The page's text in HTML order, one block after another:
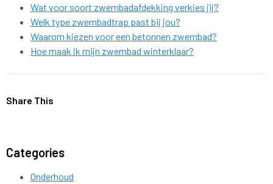
Wat voor soort zwembadafdekking verkies jij?
Welk type zwembadtrap past bij jou?
Waarom kiezen voor een betonnen zwembad?
Hoe maak ik mijn zwembad winterklaar?
Share This
Categories
Onderhoud